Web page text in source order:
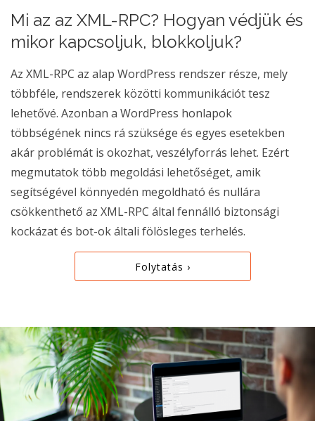
Mi az az XML-RPC? Hogyan védjük és
mikor kapcsoljuk, blokkoljuk?
Az XML-RPC az alap WordPress rendszer része, mely
többféle, rendszerek közötti kommunikációt tesz
lehetővé. Azonban a WordPress honlapok
többségének nincs rá szüksége és egyes esetekben
akár problémát is okozhat, veszélyforrás lehet. Ezért
megmutatok több megoldási lehetőséget, amik
segítségével könnyedén megoldható és nullára
csökkenthető az XML-RPC által fennálló biztonsági
kockázat és bot-ok általi fölösleges terhelés.
Folytatás ›